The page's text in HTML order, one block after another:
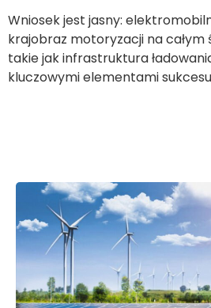
Wniosek jest jasny:
krajobraz motoryzacji na całym
takie jak infrastruktura
kluczowymi elementami